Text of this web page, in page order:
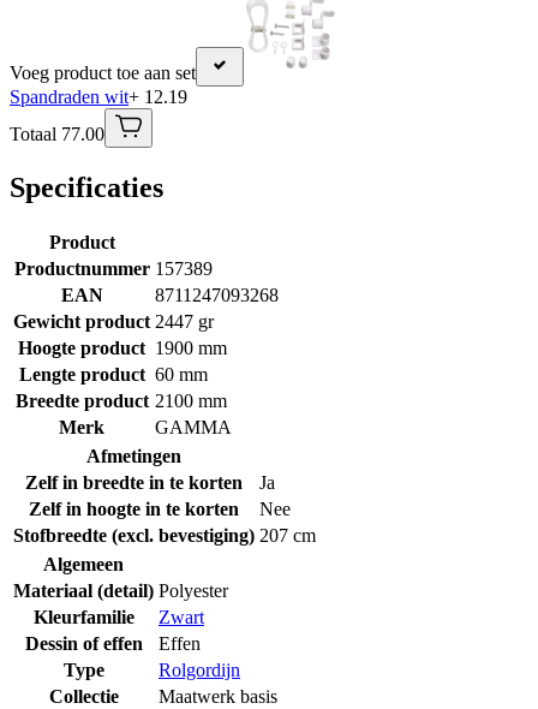
Voeg product toe aan set
Spandraden wit+ 12.19
Totaal 77.00
Specificaties
Product
Productnummer 157389
EAN
8711247093268
Gewicht product 2447 gr
Hoogte product 1900 mm
Lengte product 60 mm
Breedte product 2100 mm
Merk
GAMMA
Afmetingen
Zelf in breedte in te korten
Ja
Zelf in hoogte in te korten
Nee
Stofbreedte (excl. bevestiging) 207 cm
Algemeen
Materiaal (detail) Polyester
Kleurfamilie
Zwart
Dessin of effen
Effen
Type
Rolgordijn
Collectie
Maatwerk basis